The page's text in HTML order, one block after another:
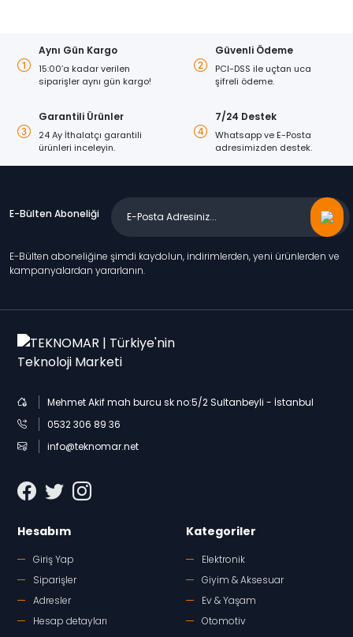
Aynı Gün Kargo
15:00’a kadar verilen
siparişler aynı gün kargo!
Güvenli Ödeme
PCI-DSS ile uçtan uca
şifreli ödeme.
Garantili Ürünler
24 Ay İthalatçı garantili
ürünleri inceleyin.
7/24 Destek
Whatsapp ve E-Posta
adresimizden destek.
E-Bülten Aboneliği
E-Bülten aboneliğine şimdi kaydolun, indirimlerden, yeni ürünlerden ve
kampanyalardan yararlanın.
Mehmet Akif mah burcu sk no:5/2 Sultanbeyli - İstanbul
0532 306 89 36
info@teknomar.net
Hesabım
Giriş Yap
Siparişler
Adresler
Hesap detayları
Kategoriler
Elektronik
Giyim & Aksesuar
Ev & Yaşam
Otomotiv